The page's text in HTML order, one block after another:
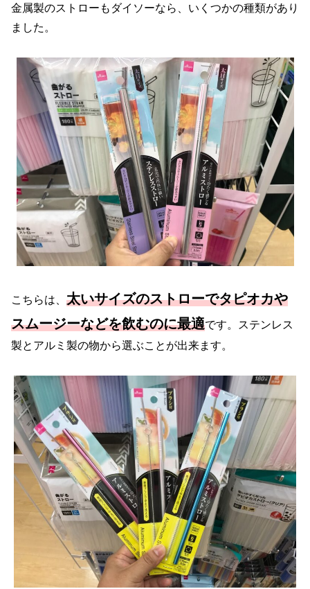
金属製のストローもダイソーなら、いくつかの種類があり
ました。
こちらは、 太いサイズのストローでタピオカや
スムージーなどを飲むのに最適です。ステンレス
製とアルミ製の物から選ぶことが出来ます。